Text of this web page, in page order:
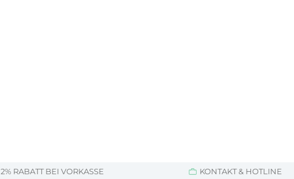
2% RABATT BEI VORKASSE KONTAKT & HOTLINE